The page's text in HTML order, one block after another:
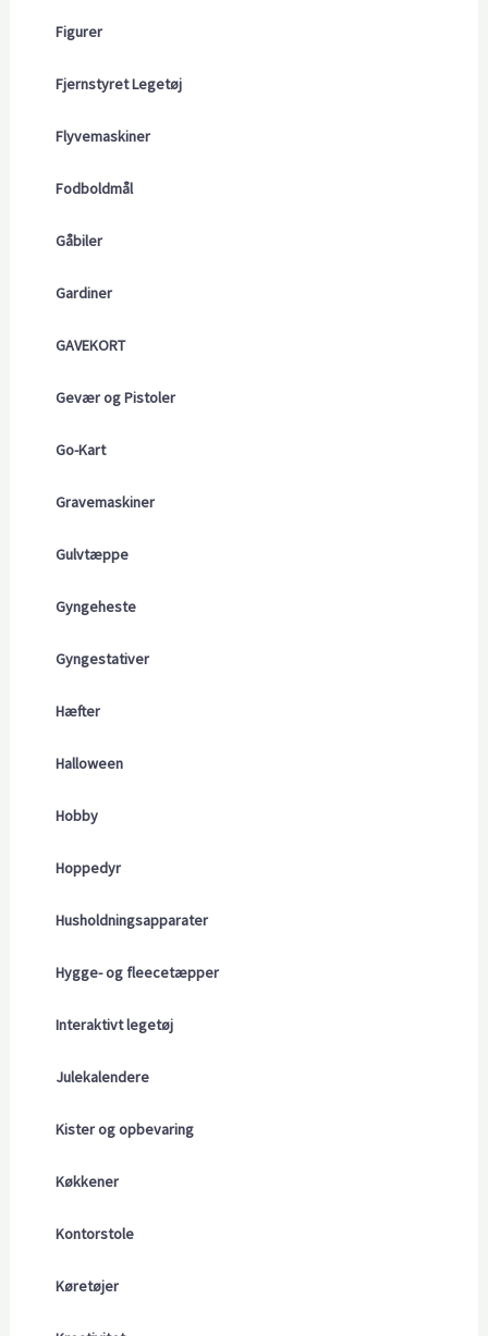
Figurer
Fjernstyret Legetøj
Flyvemaskiner
Fodboldmål
Gåbiler
Gardiner
GAVEKORT
Gevær og Pistoler
Go-Kart
Gravemaskiner
Gulvtæppe
Gyngeheste
Gyngestativer
Hæfter
Halloween
Hobby
Hoppedyr
Husholdningsapparater
Hygge- og fleecetæpper
Interaktivt legetøj
Julekalendere
Kister og opbevaring
Køkkener
Kontorstole
Køretøjer